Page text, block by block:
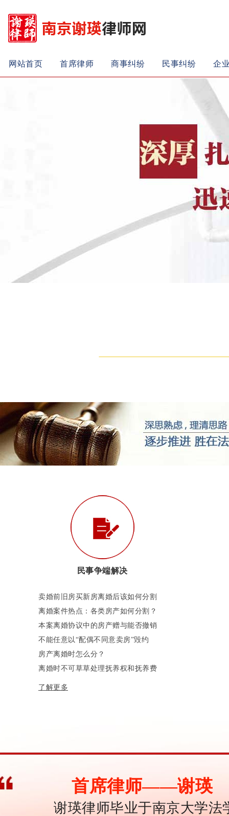
网站首页 首席律师 商事纠纷 民事纠纷 企
民事争端解决
卖婚前旧房买新房离婚后该如何分割
离婚案件热点：各类房产如何分割？
本案离婚协议中的房产赠与能否撤销
不能任意以“配偶不同意卖房”毁约
房产离婚时怎么分？
离婚时不可草草处理抚养权和抚养费
了解更多
首席律师——谢瑛
谢瑛律师毕业于南京大学